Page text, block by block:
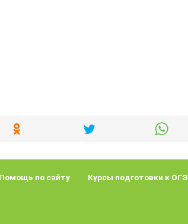
Помощь по сайту Курсы подготовки к ОГЭ